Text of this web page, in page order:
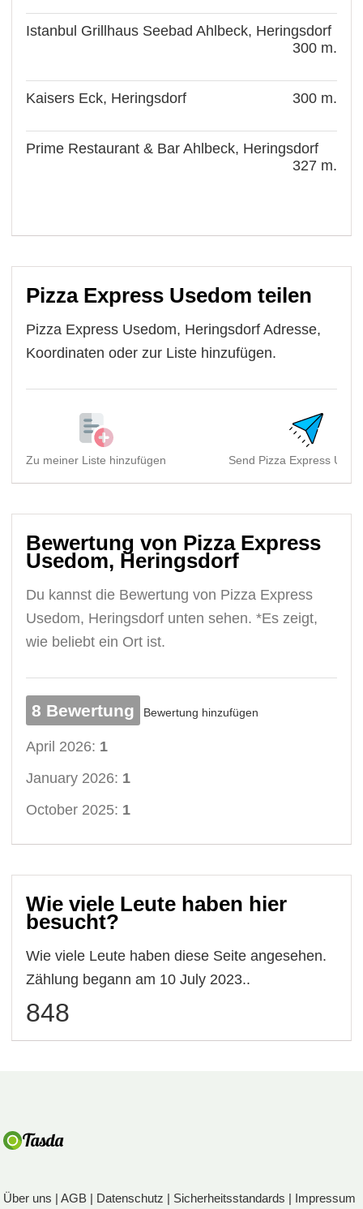
Istanbul Grillhaus Seebad Ahlbeck, Heringsdorf
300 m.
Kaisers Eck, Heringsdorf 300 m.
Prime Restaurant & Bar Ahlbeck, Heringsdorf
327 m.
Pizza Express Usedom teilen
Pizza Express Usedom, Heringsdorf Adresse,
Koordinaten oder zur Liste hinzufügen.
Zu meiner Liste hinzufügen Send Pizza Express
Bewertung von Pizza Express
Usedom, Heringsdorf
Du kannst die Bewertung von Pizza Express
Usedom, Heringsdorf unten sehen. *Es zeigt,
wie beliebt ein Ort ist.
8 Bewertung Bewertung hinzufügen
April 2026: 1
January 2026: 1
October 2025: 1
Wie viele Leute haben hier
besucht?
Wie viele Leute haben diese Seite angesehen.
Zählung begann am 10 July 2023..
848
Über uns |AGB | Datenschutz | Sicherheitsstandards | Impressum